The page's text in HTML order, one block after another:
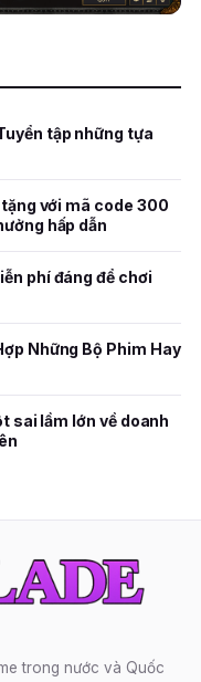
tập những tựa
với mã code 300
hấp dẫn
phí đáng để chơi
Những Bộ Phim Hay
sai lầm lớn về doanh
trong nước và Quốc